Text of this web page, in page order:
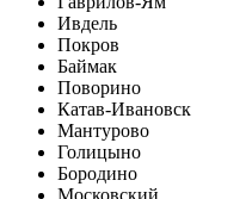
Ивдель
Покров
Баймак
Поворино
Катав-Ивановск
Мантурово
Голицыно
Бородино